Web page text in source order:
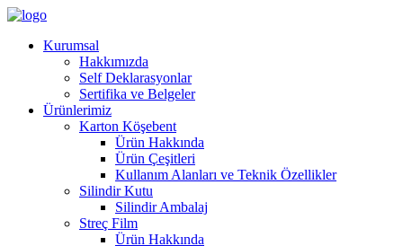
Kurumsal
Hakkımızda
Self Deklarasyonlar
Sertifika ve Belgeler
Ürünlerimiz
Karton Köşebent
Ürün Hakkında
Ürün Çeşitleri
Kullanım Alanları ve Teknik Özellikler
Silindir Kutu
Silindir Ambalaj
Streç Film
Ürün Hakkında